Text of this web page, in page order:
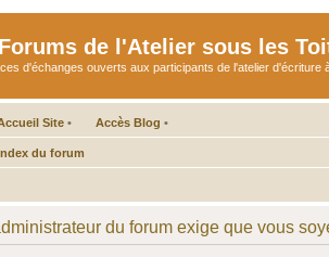
Forums de l'Atelier sous les
d'échanges ouverts aux participants de l'atelier d'écriture
Site • Accès Blog •
du forum
du forum exige que vous